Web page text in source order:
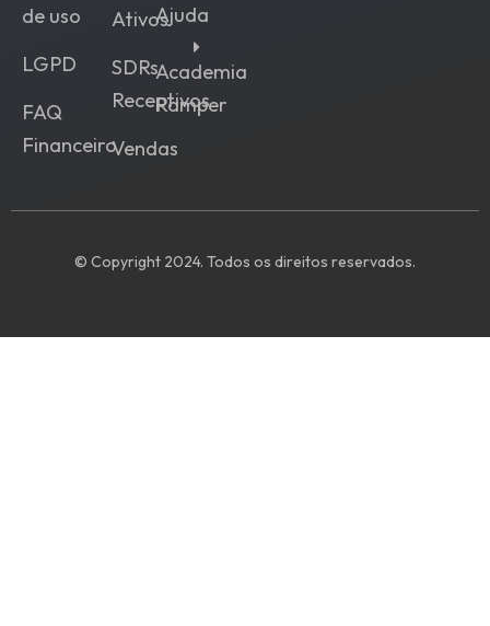
de uso
LGPD
FAQ
Financeiro
Ativos
SDRs
Receptivos
Vendas
Ajuda
Academia
Ramper
© Copyright 2024. Todos os direitos reservados.